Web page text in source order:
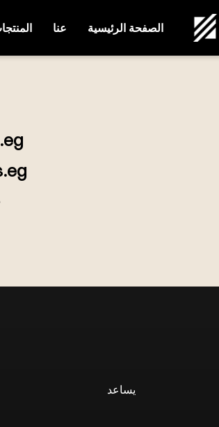
الصفحة الرئيسية عنا
يساعد